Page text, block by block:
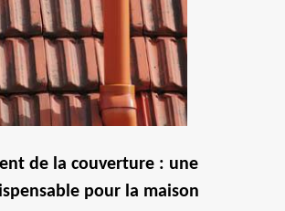
de la couverture : une
pour la maison